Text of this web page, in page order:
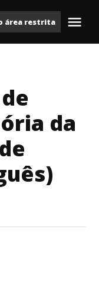
área restrita
da